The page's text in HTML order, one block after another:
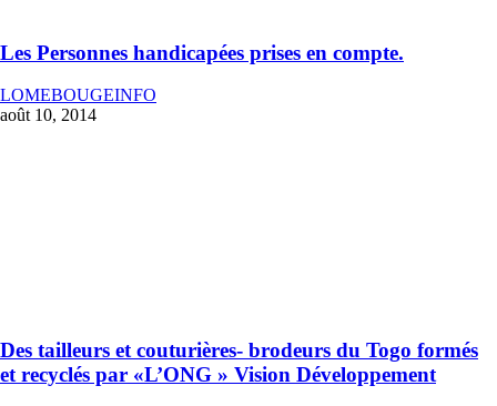
Les Personnes handicapées prises en compte.
LOMEBOUGEINFO
août 10, 2014
Des tailleurs et couturières- brodeurs du Togo formés
et recyclés par «L’ONG » Vision Développement